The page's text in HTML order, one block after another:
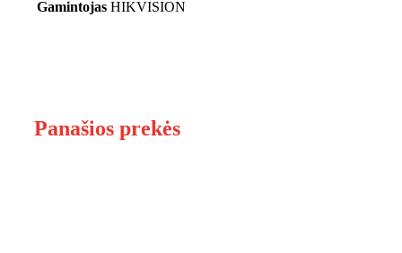
Gamintojas HIKVISION
Panašios prekės